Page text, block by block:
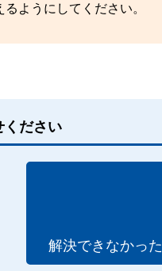
ようにしてください。
ください
解決できなかった